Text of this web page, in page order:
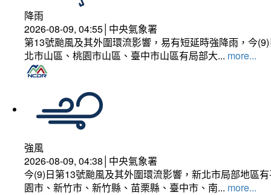
降雨
2026-08-09, 04:55│中央氣象署
第13號颱風及其外圍環流影響，易有短延時強降雨，今
北市山區、桃園市山區、臺中市山區有局部大... more...
強風
2026-08-09, 04:38│中央氣象署
今(9)日第13號颱風及其外圍環流影響，新北市局部地區
園市、新竹市、新竹縣、苗栗縣、臺中市、南... more...